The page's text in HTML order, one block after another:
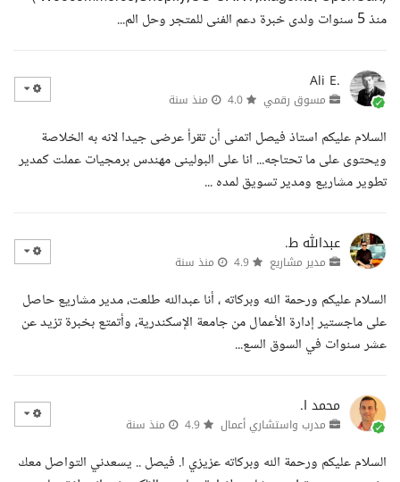
منذ 5 سنوات ولدى خبرة دعم الفنى للمتجر وحل الم...
Ali E.
مسوق رقمي منذ سنة
السلام عليكم استاذ فيصل اتمنى أن تقرأ عرضى جيدا لانه به الخلاصة
ويحتوى على ما تحتاجه... انا على البولينى مهندس برمجيات عملت كمدير
تطوير مشاريع ومدير تسويق لمده ...
عبدالله ط.
مدير مشاريع منذ سنة
السلام عليكم ورحمة الله وبركاته ، أنا عبدالله طلعت، مدير مشاريع حاصل
على ماجستير إدارة الأعمال من جامعة الإسكندرية، وأتمتع بخبرة تزيد عن
عشر سنوات في السوق السع...
محمد ا.
مدرب واستشاري أعمال منذ سنة
السلام عليكم ورحمة الله وبركاته عزيزي ا. فيصل .. يسعدني التواصل معك